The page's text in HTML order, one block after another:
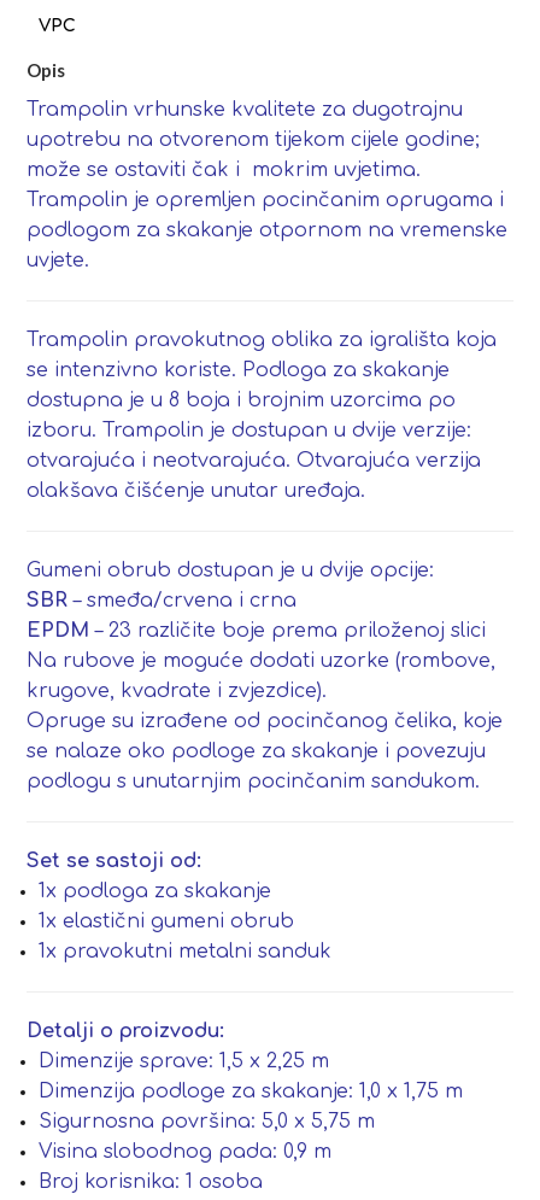
Opis
Trampolin vrhunske kvalitete za dugotrajnu
upotrebu na otvorenom tijekom cijele godine;
može se ostaviti čak i mokrim uvjetima.
Trampolin je opremljen pocinčanim oprugama i
podlogom za skakanje otpornom na vremenske
uvjete.
Trampolin pravokutnog oblika za igrališta koja
se intenzivno koriste. Podloga za skakanje
dostupna je u 8 boja i brojnim uzorcima po
izboru. Trampolin je dostupan u dvije verzije:
otvarajuća i neotvarajuća. Otvarajuća verzija
olakšava čišćenje unutar uređaja.
Gumeni obrub dostupan je u dvije opcije:
SBR – smeđa/crvena i crna
EPDM – 23 različite boje prema priloženoj slici
Na rubove je moguće dodati uzorke (rombove,
krugove, kvadrate i zvjezdice).
Opruge su izrađene od pocinčanog čelika, koje
se nalaze oko podloge za skakanje i povezuju
podlogu s unutarnjim pocinčanim sandukom.
Set se sastoji od:
1x podloga za skakanje
1x elastični gumeni obrub
1x pravokutni metalni sanduk
Detalji o proizvodu:
Dimenzije sprave: 1,5 x 2,25 m
Dimenzija podloge za skakanje: 1,0 x 1,75 m
Sigurnosna površina: 5,0 x 5,75 m
Visina slobodnog pada: 0,9 m
Broj korisnika: 1 osoba